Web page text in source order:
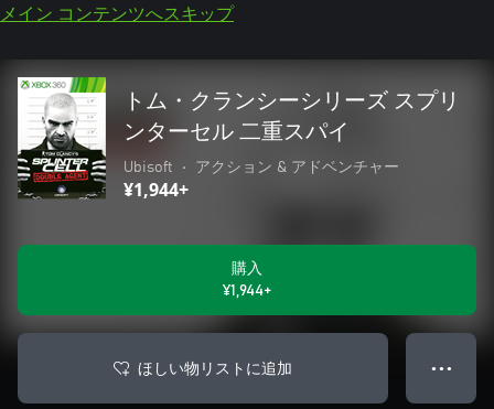
メイン コンテンツへスキップ
トム・クランシーシリーズ スプリ
ンターセル 二重スパイ
Ubisoft • アクション & アドベンチャー
¥1,944+
購入
¥1,944+
ほしい物リストに追加 ● ● ●